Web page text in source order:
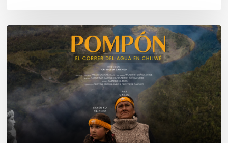
Estreno
documental
en
Temuco:
“Pompón,
el
correr